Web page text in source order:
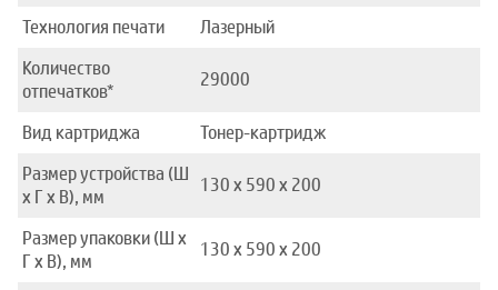
Технология печати
Лазерный
Количество
отпечатков*
29000
Вид картриджа
Тонер-картридж
Размер устройства (Ш
x Г x В), мм
130 x 590 x 200
Размер упаковки (Ш x
Г x В), мм
130 x 590 x 200